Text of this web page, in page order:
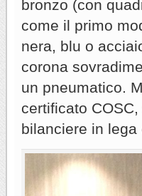
bronzo (con
come il primo
nera, blu o
corona
un pneumatico.
certificato
bilanciere in